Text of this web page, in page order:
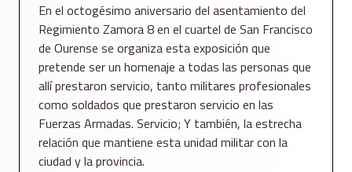
En el octogésimo aniversario del asentamiento del
Regimiento Zamora 8 en el cuartel de San Francisco
de Ourense se organiza esta exposición que
pretende ser un homenaje a todas las personas que
allí prestaron servicio, tanto militares profesionales
como soldados que prestaron servicio en las
Fuerzas Armadas. Servicio; Y también, la estrecha
relación que mantiene esta unidad militar con la
ciudad y la provincia.